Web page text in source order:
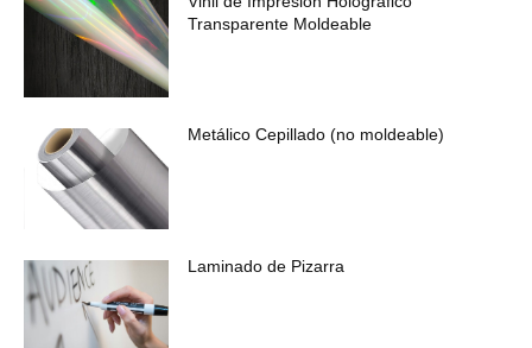
Transparente Moldeable
Metálico Cepillado (no moldeable)
Laminado de Pizarra